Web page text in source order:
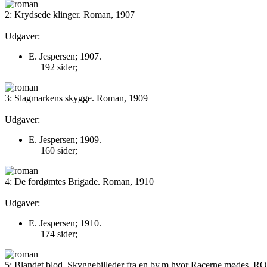
2: Krydsede klinger. Roman, 1907
Udgaver:
E. Jespersen; 1907.
192 sider;
3: Slagmarkens skygge. Roman, 1909
Udgaver:
E. Jespersen; 1909.
160 sider;
4: De fordømtes Brigade. Roman, 1910
Udgaver:
E. Jespersen; 1910.
174 sider;
5: Blandet blod. Skyggebilleder fra en by,m hvor Racerne mødes.